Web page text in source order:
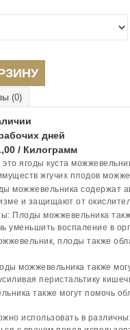
(0)
дней
/ Килограмм
ягоды куста
жгучих плодов
можжевельника содержат
и защищают от
Плоды можжевельника
уменьшить воспаление в
плоды также
можжевельника также
перистальтику
также могут помочь
использовать в